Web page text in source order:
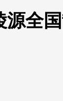
源全